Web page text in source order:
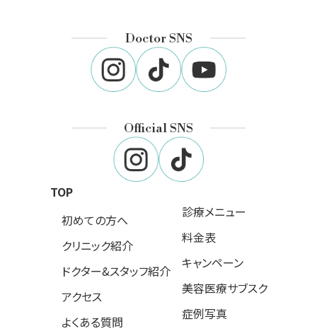
Doctor SNS
Official SNS
TOP
初めての方へ
クリニック紹介
ドクター&スタッフ紹介
アクセス
よくある質問
診療メニュー
料金表
キャンペーン
美容医療サブスク
症例写真